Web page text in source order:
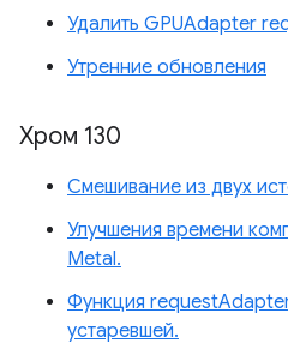
Удалить GPUAdapter
Утренние обновления
Хром 130
Смешивание из двух
Улучшения времени
Metal.
Функция
устаревшей.